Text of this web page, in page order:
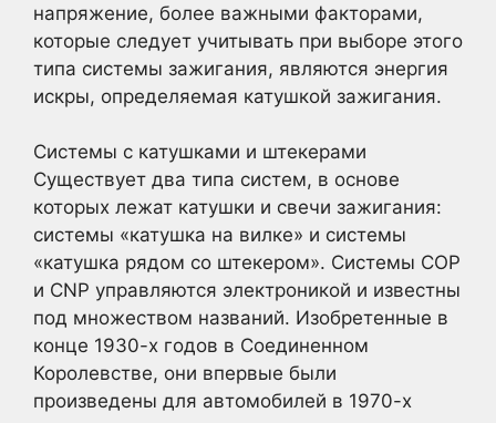
напряжение, более важными факторами,
которые следует учитывать при выборе этого
типа системы зажигания, являются энергия
искры, определяемая катушкой зажигания.
Системы с катушками и штекерами
Существует два типа систем, в основе
которых лежат катушки и свечи зажигания:
системы «катушка на вилке» и системы
«катушка рядом со штекером». Системы COP
и CNP управляются электроникой и известны
под множеством названий. Изобретенные в
конце 1930-х годов в Соединенном
Королевстве, они впервые были
произведены для автомобилей в 1970-х